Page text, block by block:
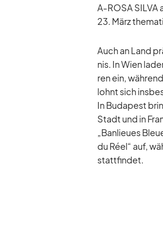
A‑ROSA SILVA
23. März
Auch an Land
nis. In Wien
ren ein,
lohnt sich
In Bu­da­pest
Stadt und in
„Ban­lieues
du Réel“ auf,
statt­fin­det.